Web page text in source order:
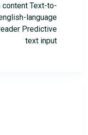
content Text-to-
language
Predictive
text input